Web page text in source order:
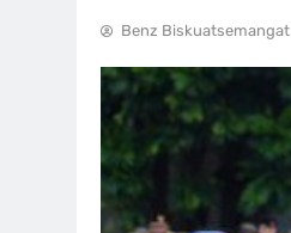
Benz Biskuatsemangat